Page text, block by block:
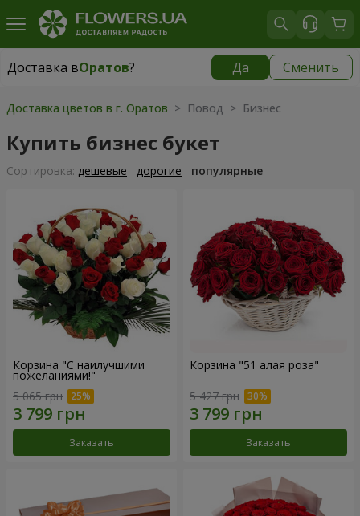
Доставка вОратов? Да Сменить
Доставка вОратов|
Доставка цветов в г. Оратов > Повод > Бизнес
Купить бизнес букет
Cортировка: дешевые дорогие популярные
Корзина "С наилучшими
пожеланиями!"
5 065 грн
Заказать
Корзина "51 алая роза"
5 427 грн
Заказать